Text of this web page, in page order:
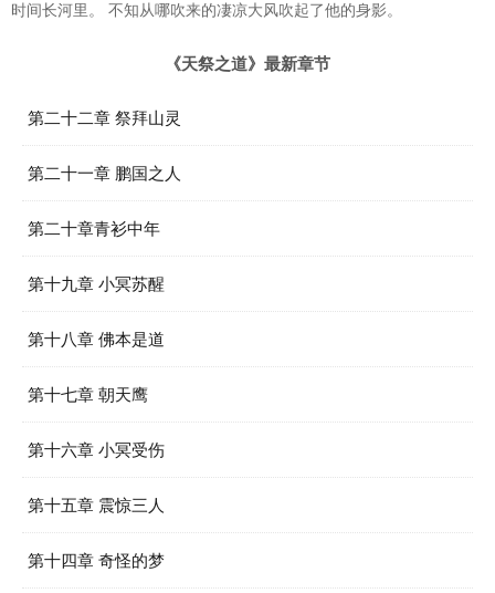
时间长河里。 不知从哪吹来的凄凉大风吹起了他的身影。
《天祭之道》最新章节
第二十二章 祭拜山灵
第二十一章 鹏国之人
第二十章青衫中年
第十九章 小冥苏醒
第十八章 佛本是道
第十七章 朝天鹰
第十六章 小冥受伤
第十五章 震惊三人
第十四章 奇怪的梦